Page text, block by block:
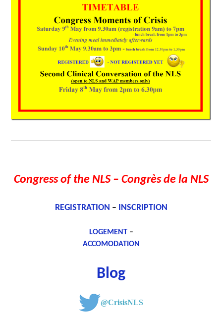
Congress of the NLS – Congrès de la NLS
REGISTRATION – INSCRIPTION
LOGEMENT–
ACCOMODATION
Blog
@CrisisNLS